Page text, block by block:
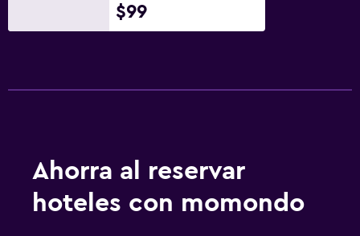
$99
Ahorra al reservar
hoteles con momondo